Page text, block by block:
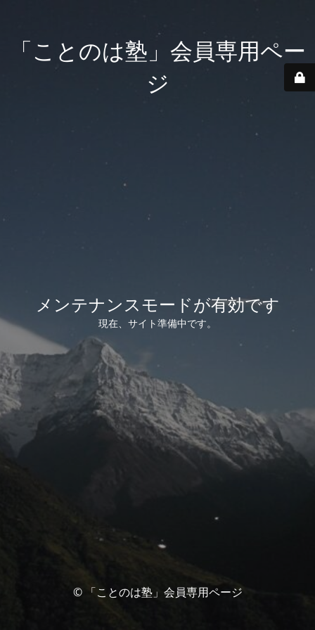
「ことのは塾」会員専用ペー
ジ
メンテナンスモードが有効です
現在、サイト準備中です。
© 「ことのは塾」会員専用ページ